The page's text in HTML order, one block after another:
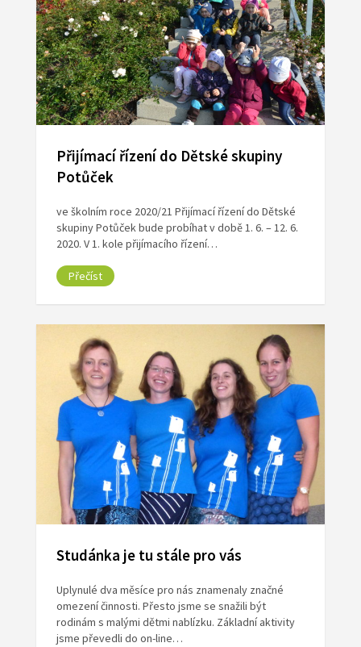
Přijímací řízení do Dětské skupiny
Potůček
ve školním roce 2020/21 Přijímací řízení do Dětské
skupiny Potůček bude probíhat v době 1. 6. – 12. 6.
2020. V 1. kole přijímacího řízení…
Přečíst
Studánka je tu stále pro vás
Uplynulé dva měsíce pro nás znamenaly značné
omezení činnosti. Přesto jsme se snažili být
rodinám s malými dětmi nablízku. Základní aktivity
jsme převedli do on-line…